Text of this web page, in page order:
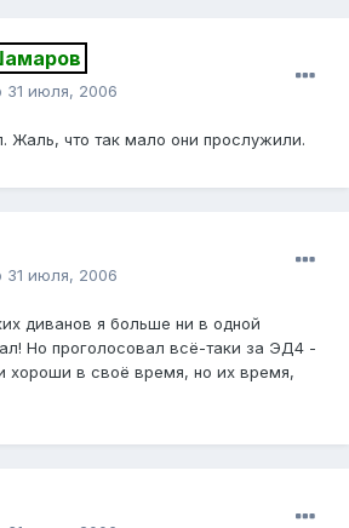
31 июля, 2006
Жаль, что так мало они прослужили.
31 июля, 2006
диванов я больше ни в одной
Но проголосовал всё-таки за ЭД4 -
хороши в своё время, но их время,